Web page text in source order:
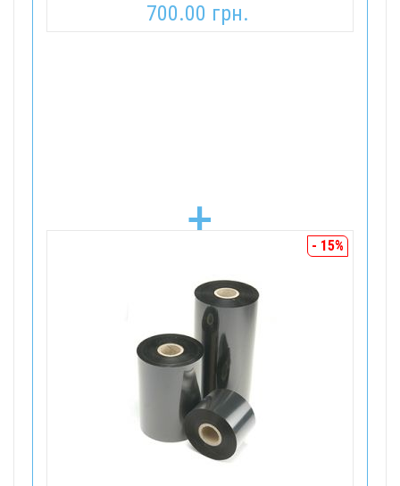
700.00 грн.
+ - 15%